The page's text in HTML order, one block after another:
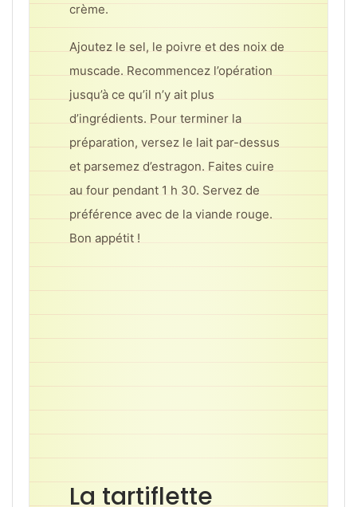
crème.
Ajoutez le sel, le poivre et des noix de
muscade. Recommencez l’opération
jusqu’à ce qu’il n’y ait plus
d’ingrédients. Pour terminer la
préparation, versez le lait par-dessus
et parsemez d’estragon. Faites cuire
au four pendant 1 h 30. Servez de
préférence avec de la viande rouge.
Bon appétit !
La tartiflette